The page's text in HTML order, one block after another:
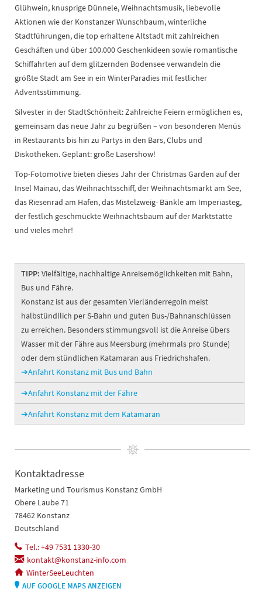
Glühwein, knusprige Dünnele, Weihnachtsmusik, liebevolle
Aktionen wie der Konstanzer Wunschbaum, winterliche
Stadtführungen, die top erhaltene Altstadt mit zahlreichen
Geschäften und über 100.000 Geschenkideen sowie romantische
Schiffahrten auf dem glitzernden Bodensee verwandeln die
größte Stadt am See in ein WinterParadies mit festlicher
Adventsstimmung.
Silvester in der StadtSchönheit: Zahlreiche Feiern ermöglichen es,
gemeinsam das neue Jahr zu begrüßen – von besonderen Menüs
in Restaurants bis hin zu Partys in den Bars, Clubs und
Diskotheken. Geplant: große Lasershow!
Top-Fotomotive bieten dieses Jahr der Christmas Garden auf der
Insel Mainau, das Weihnachtsschi­ff, der Weihnachtsmarkt am See,
das Riesenrad am Hafen, das Mistelzweig- Bänkle am Imperiasteg,
der festlich geschmückte Weihnachtsbaum auf der Marktstätte
und vieles mehr!
TIPP: Vielfältige, nachhaltige Anreisemöglichkeiten mit Bahn,
Bus und Fähre.
Konstanz ist aus der gesamten Vierländerregoin meist
halbstündllich per S-Bahn und guten Bus-/Bahnanschlüssen
zu erreichen. Besonders stimmungsvoll ist die Anreise übers
Wasser mit der Fähre aus Meersburg (mehrmals pro Stunde)
oder dem stündlichen Katamaran aus Friedrichshafen.
➔Anfahrt Konstanz mit Bus und Bahn
➔Anfahrt Konstanz mit der Fähre
➔Anfahrt Konstanz mit dem Katamaran
Kontaktadresse
Marketing und Tourismus Konstanz GmbH
Obere Laube 71
78462 Konstanz
Deutschland
Tel.: +49 7531 1330-30
kontakt@konstanz-info.com
WinterSeeLeuchten
AUF GOOGLE MAPS ANZEIGEN